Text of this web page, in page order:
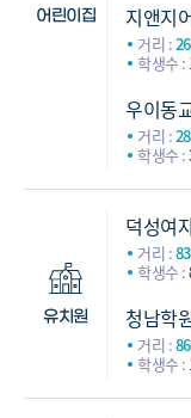
어린이집 지앤지
거리 :
학생수 :
우이동
거리 :
학생수 :
유치원
덕성여
거리 :
학생수 :
청남학
거리 :
학생수 :